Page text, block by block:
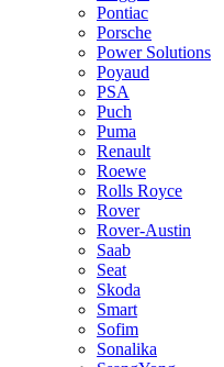
Pontiac
Porsche
Power Solutions
Poyaud
PSA
Puch
Puma
Renault
Roewe
Rolls Royce
Rover
Rover-Austin
Saab
Seat
Skoda
Smart
Sofim
Sonalika